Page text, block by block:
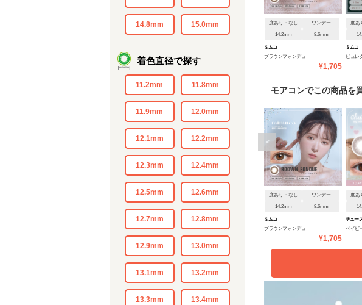
14.8mm 15.0mm
着色直径で探す
11.2mm 11.8mm
11.9mm 12.0mm
12.1mm 12.2mm
12.3mm 12.4mm
12.5mm 12.6mm
12.7mm 12.8mm
12.9mm 13.0mm
13.1mm 13.2mm
13.3mm 13.4mm
度あり・なし ワンデー
14.2mm 8.6mm
ミムコ
ブラウンフォンデュ
¥1,705
度あ
ミムコ
ピュレ
モアコンでこの商品を
度あり・なし ワンデー
14.2mm 8.6mm
ミムコ
ブラウンフォンデュ
¥1,705
度あ
チュー
ベイビ
<